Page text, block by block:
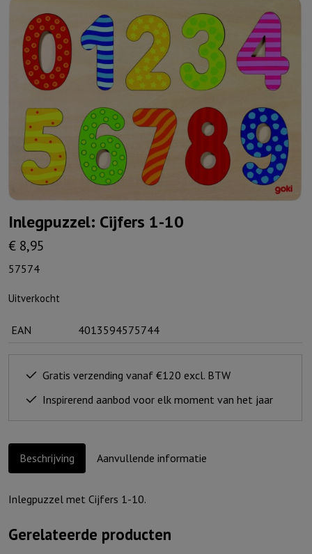
Inlegpuzzel: Cijfers 1-10
€ 8,95
57574
Uitverkocht
EAN 4013594575744
Gratis verzending vanaf €120 excl. BTW
Inspirerend aanbod voor elk moment van het jaar
Beschrijving Aanvullende informatie
Inlegpuzzel met Cijfers 1-10.
Gerelateerde producten